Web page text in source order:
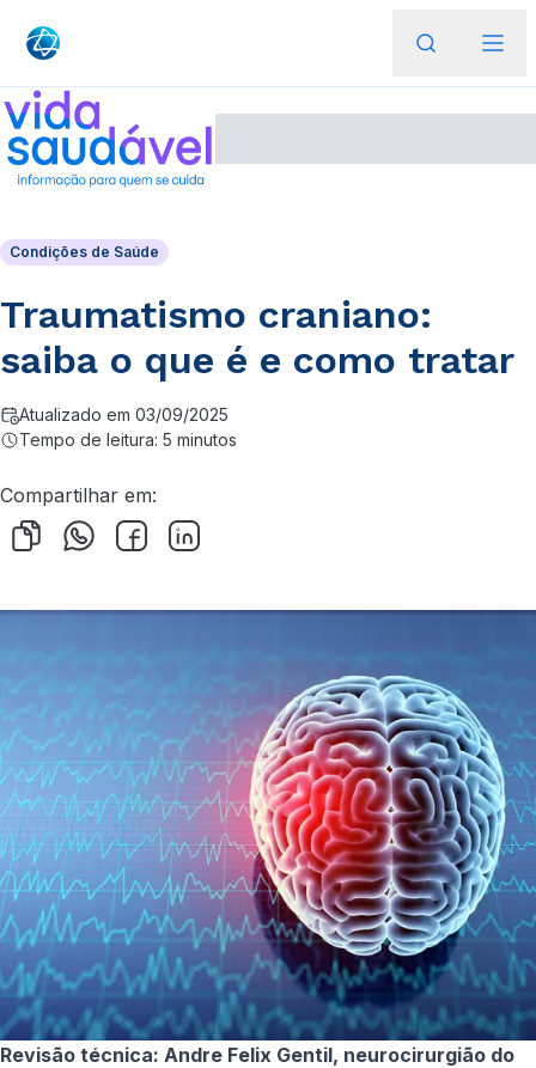
Condições de Saúde
Traumatismo craniano:
saiba o que é e como tratar
Atualizado em 03/09/2025
Tempo de leitura: 5 minutos
Compartilhar em:
Revisão técnica: Andre Felix Gentil, neurocirurgião do